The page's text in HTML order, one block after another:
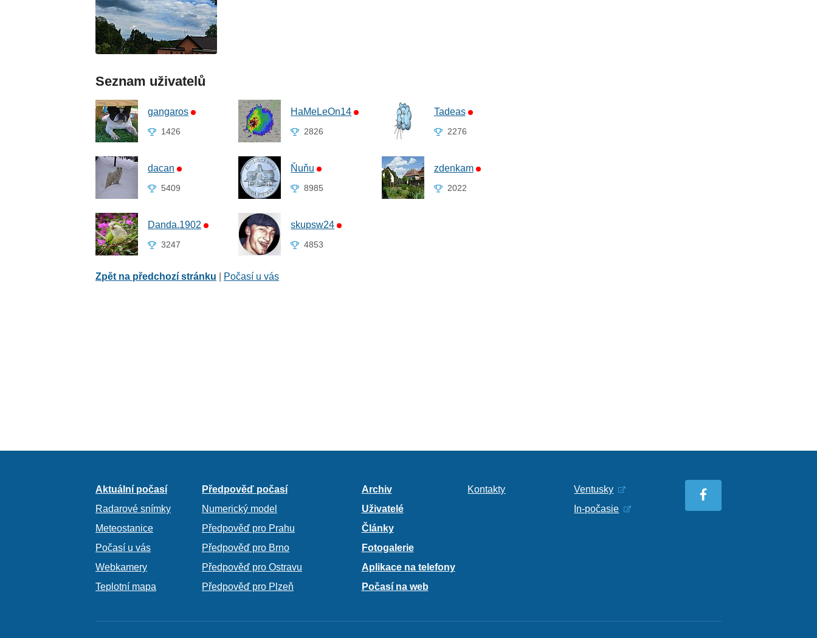
Seznam uživatelů
gangaros
1426
HaMeLeOn14
2826
Tadeas
2276
dacan
5409
Ňuňu
8985
zdenkam
2022
Danda.1902
3247
skupsw24
4853
Zpět na předchozí stránku Počasí u vás
Aktuální počasí
Radarové snímky
Meteostanice
Počasí u vás
Webkamery
Teplotní mapa
Předpověď počasí
Numerický model
Předpověď pro Prahu
Předpověď pro Brno
Předpověď pro Ostravu
Předpověď pro Plzeň
Archiv
Uživatelé
Články
Fotogalerie
Aplikace na telefony
Počasí na web
Kontakty
Ventusky
In-počasie